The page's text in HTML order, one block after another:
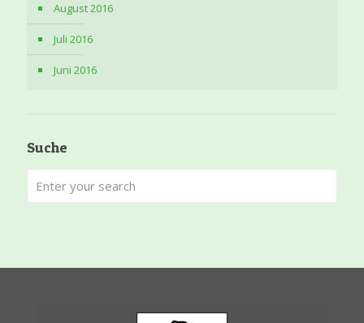
August 2016
Juli 2016
Juni 2016
Suche